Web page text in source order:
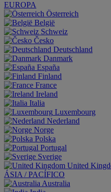
EUROPA
Österreich
België
Schweiz
Česko
Deutschland
Danmark
España
Finland
France
Ireland
Italia
Luxembourg
Nederland
Norge
Polska
Portugal
Sverige
United
ÁSIA / PACÍFICO
Australia